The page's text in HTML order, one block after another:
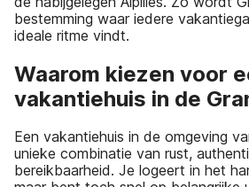
bestemming waar iedere
ideale ritme vindt.
Waarom kiezen voor
vakantiehuis in de
Een vakantiehuis in de omgeving
unieke combinatie van rust,
bereikbaarheid. Je logeert in het